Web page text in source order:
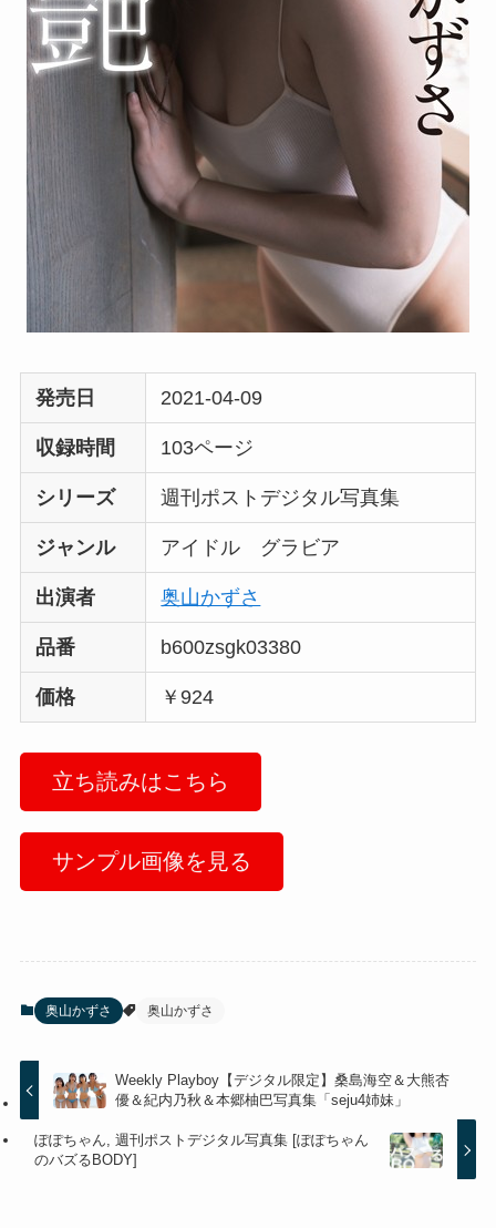
発売日 2021-04-09
収録時間 103ページ
シリーズ 週刊ポストデジタル写真集
ジャンル アイドル グラビア
出演者 奥山かずさ
品番 b600zsgk03380
価格 ￥924
立ち読みはこちら
サンプル画像を見る
奥山かずさ 奥山かずさ
Weekly Playboy【デジタル限定】桑島海空＆大熊杏
優＆紀内乃秋＆本郷柚巴写真集「seju4姉妹」
ぽぽちゃん, 週刊ポストデジタル写真集 [ぽぽちゃん
のバズるBODY]